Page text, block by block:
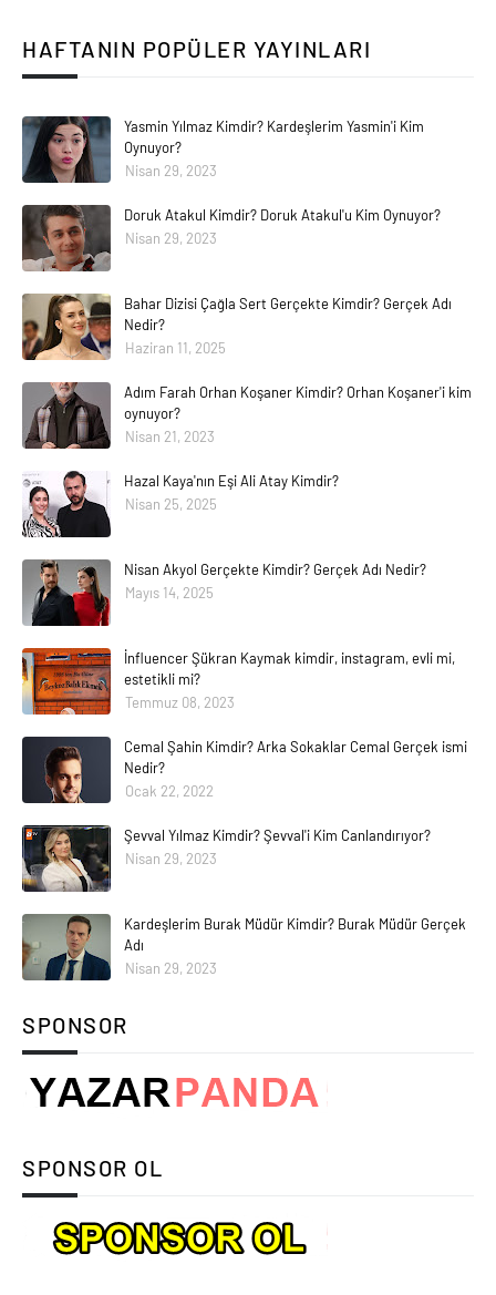
HAFTANIN POPÜLER YAYINLARI
Yasmin Yılmaz Kimdir? Kardeşlerim Yasmin'i Kim
Oynuyor?
Nisan 29, 2023
Doruk Atakul Kimdir? Doruk Atakul'u Kim Oynuyor?
Nisan 29, 2023
Bahar Dizisi Çağla Sert Gerçekte Kimdir? Gerçek Adı
Nedir?
Haziran 11, 2025
Adım Farah Orhan Koşaner Kimdir? Orhan Koşaner'i kim
oynuyor?
Nisan 21, 2023
Hazal Kaya'nın Eşi Ali Atay Kimdir?
Nisan 25, 2025
Nisan Akyol Gerçekte Kimdir? Gerçek Adı Nedir?
Mayıs 14, 2025
İnfluencer Şükran Kaymak kimdir, instagram, evli mi,
estetikli mi?
Temmuz 08, 2023
Cemal Şahin Kimdir? Arka Sokaklar Cemal Gerçek ismi
Nedir?
Ocak 22, 2022
Şevval Yılmaz Kimdir? Şevval'i Kim Canlandırıyor?
Nisan 29, 2023
Kardeşlerim Burak Müdür Kimdir? Burak Müdür Gerçek
Adı
Nisan 29, 2023
SPONSOR
SPONSOR OL